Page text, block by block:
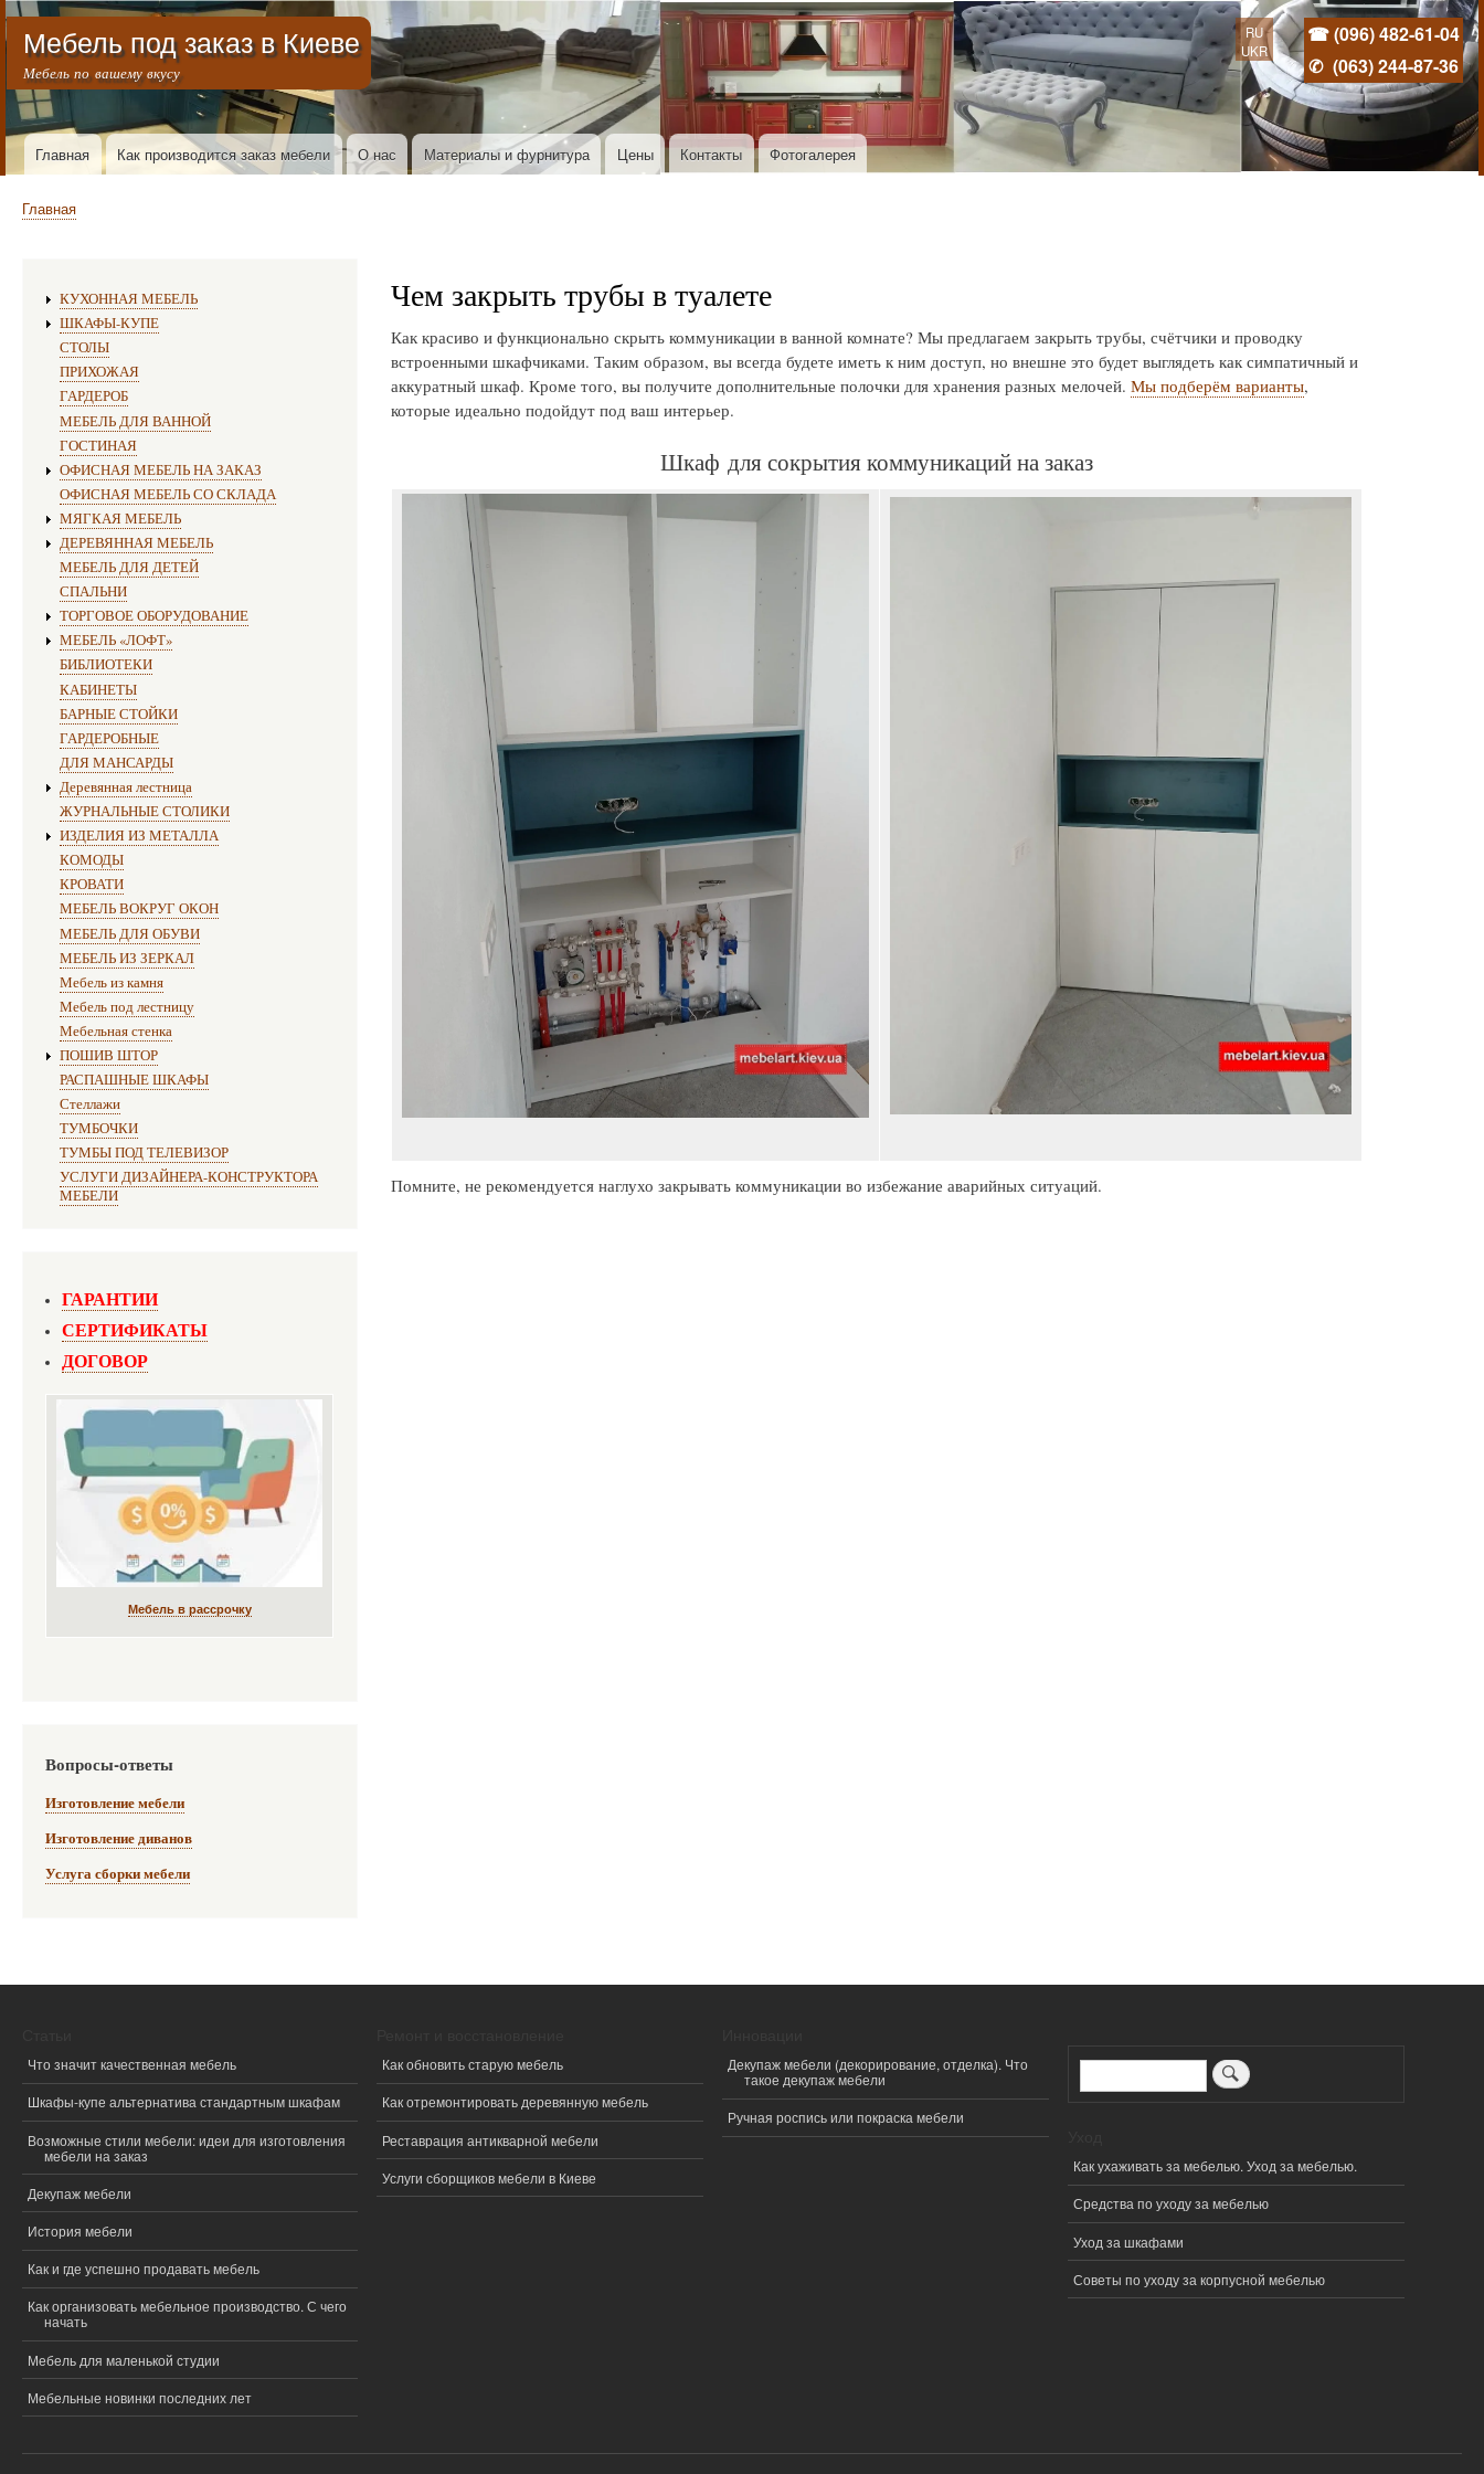
Перейти к основному содержанию
Меню учётной записи пользователя
Мебель под заказ в Киеве
Мебель по вашему вкусу
☎ (096) 482-61-04
✆ (063) 244-87-36
RU
UKR
Горизонтальное меню
Главная Как производится заказ мебели О нас Материалы и фурнитура Цены Контакты Фотогалерея
Строка навигации
Главная
Чем закрыть трубы в туалете
Как красиво и функционально скрыть коммуникации в ванной комнате? Мы предлагаем закрыть трубы, счётчики и проводку
встроенными шкафчиками. Таким образом, вы всегда будете иметь к ним доступ, но внешне это будет выглядеть как симпатичный и
аккуратный шкаф. Кроме того, вы получите дополнительные полочки для хранения разных мелочей. Мы подберём варианты,
которые идеально подойдут под ваш интерьер.
Шкаф для сокрытия коммуникаций на заказ
Помните, не рекомендуется наглухо закрывать коммуникации во избежание аварийных ситуаций.
КУХОННАЯ МЕБЕЛЬ
ШКАФЫ-КУПЕ
СТОЛЫ
ПРИХОЖАЯ
ГАРДЕРОБ
МЕБЕЛЬ ДЛЯ ВАННОЙ
ГОСТИНАЯ
ОФИСНАЯ МЕБЕЛЬ НА ЗАКАЗ
ОФИСНАЯ МЕБЕЛЬ СО СКЛАДА
МЯГКАЯ МЕБЕЛЬ
ДЕРЕВЯННАЯ МЕБЕЛЬ
МЕБЕЛЬ ДЛЯ ДЕТЕЙ
СПАЛЬНИ
ТОРГОВОЕ ОБОРУДОВАНИЕ
МЕБЕЛЬ «ЛОФТ»
БИБЛИОТЕКИ
КАБИНЕТЫ
БАРНЫЕ СТОЙКИ
ГАРДЕРОБНЫЕ
ДЛЯ МАНСАРДЫ
Деревянная лестница
ЖУРНАЛЬНЫЕ СТОЛИКИ
ИЗДЕЛИЯ ИЗ МЕТАЛЛА
КОМОДЫ
КРОВАТИ
МЕБЕЛЬ ВОКРУГ ОКОН
МЕБЕЛЬ ДЛЯ ОБУВИ
МЕБЕЛЬ ИЗ ЗЕРКАЛ
Мебель из камня
Мебель под лестницу
Мебельная стенка
ПОШИВ ШТОР
РАСПАШНЫЕ ШКАФЫ
Стеллажи
ТУМБОЧКИ
ТУМБЫ ПОД ТЕЛЕВИЗОР
УСЛУГИ ДИЗАЙНЕРА-КОНСТРУКТОРА
МЕБЕЛИ
ГАРАНТИИ
СЕРТИФИКАТЫ
ДОГОВОР
Мебель в рассрочку
Вопросы-ответы
Изготовление мебели
Изготовление диванов
Услуга сборки мебели
Что значит качественная мебель
Шкафы-купе альтернатива стандартным шкафам
Возможные стили мебели: идеи для изготовления
мебели на заказ
Декупаж мебели
История мебели
Как и где успешно продавать мебель
Как организовать мебельное производство. С чего
начать
Мебель для маленькой студии
Мебельные новинки последних лет
Как обновить старую мебель
Как отремонтировать деревянную мебель
Реставрация антикварной мебели
Услуги сборщиков мебели в Киеве
Декупаж мебели (декорирование, отделка). Что
такое декупаж мебели
Ручная роспись или покраска мебели
Поиск
Как ухаживать за мебелью. Уход за мебелью.
Средства по уходу за мебелью
Уход за шкафами
Советы по уходу за корпусной мебелью